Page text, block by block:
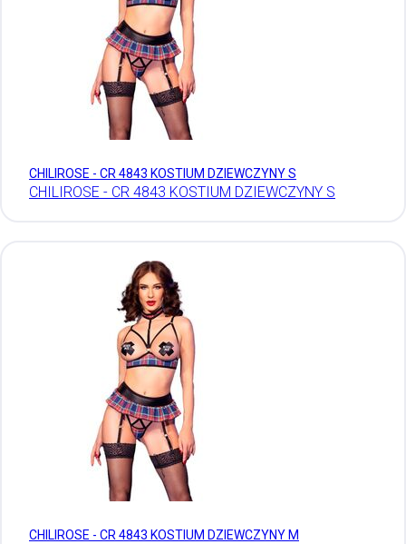
CHILIROSE - CR 4843 KOSTIUM DZIEWCZYNY S
CHILIROSE - CR 4843 KOSTIUM DZIEWCZYNY S
CHILIROSE - CR 4843 KOSTIUM DZIEWCZYNY M